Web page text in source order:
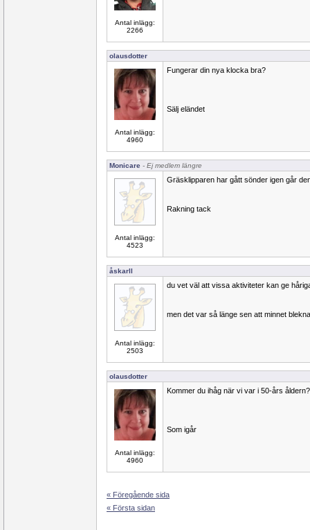
Antal inlägg:
2266
olausdotter
Antal inlägg:
4960
Fungerar din nya klocka bra?
Sälj eländet
Monicare - Ej medlem längre
Antal inlägg:
4523
Gräsklipparen har gått sönder igen går
Rakning tack
åskarll
Antal inlägg:
2503
du vet väl att vissa aktiviteter kan ge
men det var så länge sen att minnet
olausdotter
Antal inlägg:
4960
Kommer du ihåg när vi var i 50-års åldern?
Som igår
« Föregående sida
« Första sidan